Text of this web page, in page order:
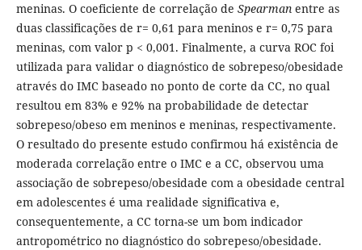
meninas. O coeficiente de correlação de Spearmanentre as
duas classificações de r= 0,61 para meninos e r= 0,75 para
meninas, com valor p < 0,001. Finalmente, a curva ROC foi
utilizada para validar o diagnóstico de sobrepeso/obesidade
através do IMC baseado no ponto de corte da CC, no qual
resultou em 83% e 92% na probabilidade de detectar
sobrepeso/obeso em meninos e meninas, respectivamente.
O resultado do presente estudo confirmou há existência de
moderada correlação entre o IMC e a CC, observou uma
associação de sobrepeso/obesidade com a obesidade central
em adolescentes é uma realidade significativa e,
consequentemente, a CC torna-se um bom indicador
antropométrico no diagnóstico do sobrepeso/obesidade.